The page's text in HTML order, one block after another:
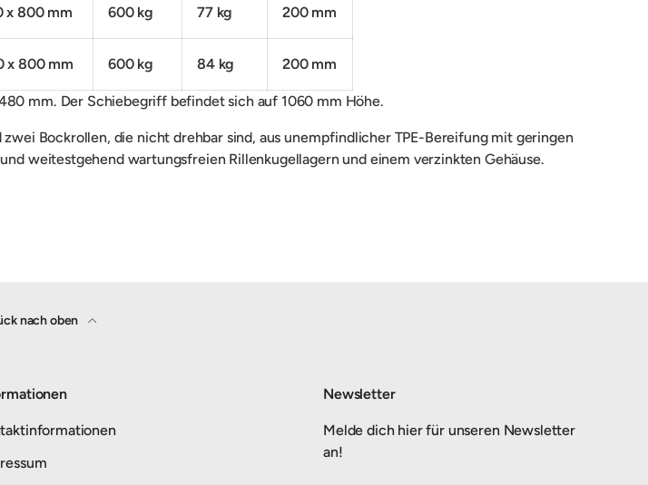
x 800 mm 600 kg 77 kg 200 mm
x 800 mm 600 kg 84 kg 200 mm
mm. Der Schiebegriff befindet sich auf 1060 mm Höhe.
Bockrollen, die nicht drehbar sind, aus unempfindlicher TPE-Bereifung mit geringen
weitestgehend wartungsfreien Rillenkugellagern und einem verzinkten Gehäuse.
nach oben
Newsletter
Melde dich hier für unseren Newsletter
an!